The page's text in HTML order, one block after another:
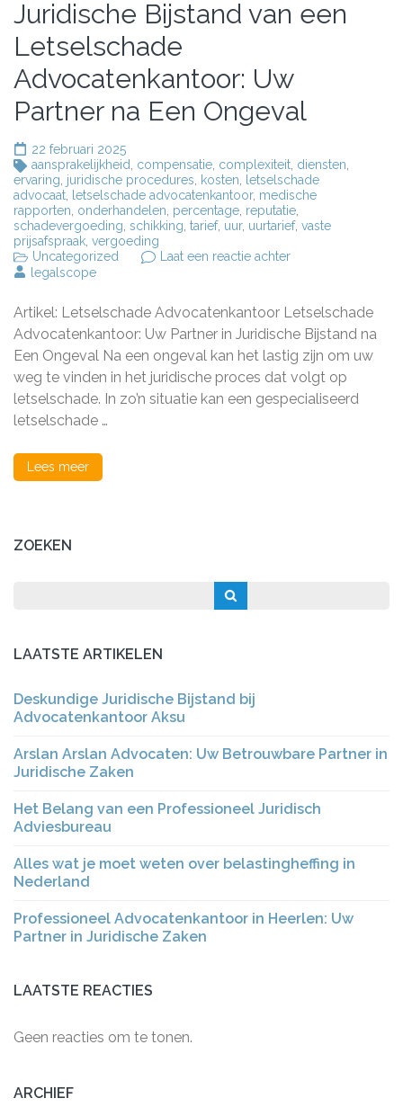
Juridische Bijstand van een
Letselschade
Advocatenkantoor: Uw
Partner na Een Ongeval
22 februari 2025
aansprakelijkheid
compensatie complexiteit diensten
ervaring juridische procedures kosten
letselschade
advocaat
letselschade advocatenkantoor, medische
rapporten onderhandelen percentage reputatie
schadevergoeding schikking tarief, uur, uurtarief, vaste
prijsafspraak vergoeding
Uncategorized
Laat een reactie achterop
een
Letselschade
Advocatenkantoor:
Uw
Partner
na
Een
legalscope
Artikel: Letselschade Advocatenkantoor Letselschade
Advocatenkantoor: Uw Partner in Juridische Bijstand na
Een Ongeval Na een ongeval kan het lastig zijn om uw
weg te vinden in het juridische proces dat volgt op
letselschade. In zo’n situatie kan een gespecialiseerd
letselschade …
Lees meer
ZOEKEN
LAATSTE ARTIKELEN
Deskundige Juridische Bijstand bij
Advocatenkantoor Aksu
Arslan Arslan Advocaten: Uw Betrouwbare Partner in
Juridische Zaken
Het Belang van een Professioneel Juridisch
Adviesbureau
Alles wat je moet weten over belastingheffing in
Nederland
Professioneel Advocatenkantoor in Heerlen: Uw
Partner in Juridische Zaken
LAATSTE REACTIES
Geen reacties om te tonen.
ARCHIEF